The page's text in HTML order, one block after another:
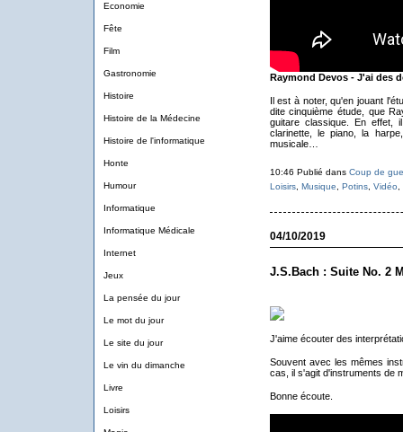
Economie
Fête
Film
Gastronomie
Histoire
Histoire de la Médecine
Histoire de l'informatique
Honte
Humour
Informatique
Informatique Médicale
Internet
Jeux
La pensée du jour
Le mot du jour
Le site du jour
Le vin du dimanche
Livre
Loisirs
Raymond Devos - J'ai des
Il est à noter, qu'en jouant
dite cinquième étude, que
guitare classique. En effet,
clarinette, le piano, la
musicale…
10:46 Publié dans Coup de
Loisirs, Musique Potins, Vidéo
04/10/2019
J.S.Bach : Suite No. 2
J'aime écouter des
Souvent avec les mêmes
cas, il s'agit d'instruments de
Bonne écoute.